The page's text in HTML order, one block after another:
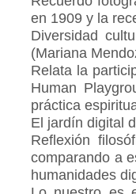
en 1909 y la
Diversidad
(Mariana
Relata la
Human
práctica
El jardín digital
Reflexión
comparando a
humanidades